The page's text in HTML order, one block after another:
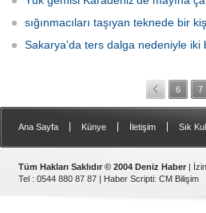
sığınmacıları taşıyan teknede bir
Sakarya'da ters dalga nedeniyle iki
6 7
Ana Sayfa Künye İletişim Sık
Tüm Hakları Saklıdır © 2004 Deniz Haber |
Tel : 0544 880 87 87 | Haber Scripti: CM Bilişim